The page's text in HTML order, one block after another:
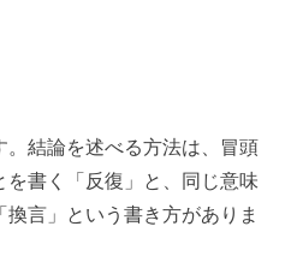
結論を述べる方法は、冒頭
書く「反復」と、同じ意味
言」という書き方がありま